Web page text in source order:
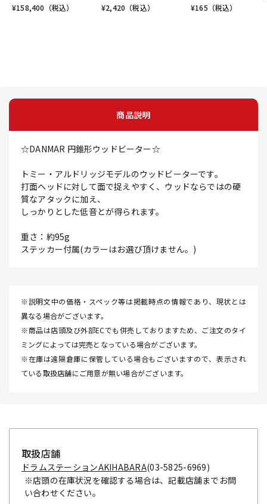
¥158,400 （税込）
¥2,420 （税込）
¥165 （税込）
商品説明
☆DANMAR 円錐形ウッドビーター☆
トミー・アルドリッジモデルのウッドビーターです。
打面ヘッドに対して面で捉えやすく、ウッドならではの硬
質なアタックに加え、
しっかりとした低音とが得られます。
重さ：約95g
ステッカー付属(カラーはお選び頂けません。)
※説明文中の価格・スペック等は掲載時点の情報であり、現状とは
異なる場合がございます。
※商品は店頭及び外部ECでも併売しておりますため、ご注文のタイ
ミングによっては完売となっている場合がございます。
※在庫は遠隔倉庫に保管している場合もございますので、表示され
ている取扱店舗にご用意が無い場合がございます。
取扱店舗
ドラムステーションAKIHABARA(03-5825-6969)
※店頭の在庫状況を確認する場合は、記載店舗までお問
い合わせください。